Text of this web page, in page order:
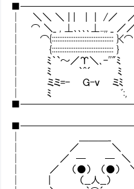
│ ＼＼ ＼ | | | | /／ ／
│ ⌒ ＼_ , ⊥､､､､
│
│
│ ﾐ｀`～／Υ＼､-''"ﾐ
│ ﾐ ｀^´ ﾐ │ |
│ ミミ=- Ｇ-ｖ ミﾐ │
│ ﾐ ﾞ
│ ＿＿＿_ │ ｜
│ ／ ＼ │
│ ／ ─ ─
│ ／ （●） （●） ＼
│ | （__人__） | │ |